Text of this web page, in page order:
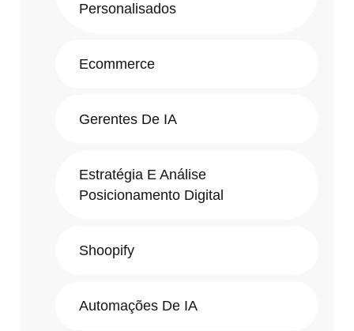
Personalisados
Ecommerce
Gerentes De IA
Estratégia E Análise
Posicionamento Digital
Shoopify
Automações De IA